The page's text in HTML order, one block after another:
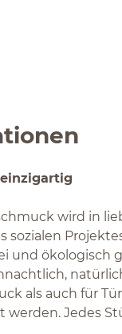
wird in
sozialen
und ökologisch
als auch für
Jedes